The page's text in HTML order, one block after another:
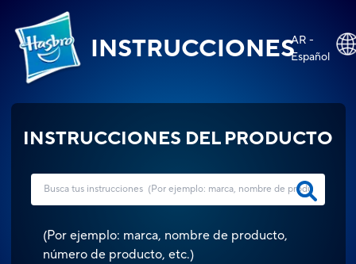
INSTRUCCIONESAR -
Español
INSTRUCCIONES DEL PRODUCTO
(Por ejemplo: marca, nombre de producto,
número de producto, etc.)